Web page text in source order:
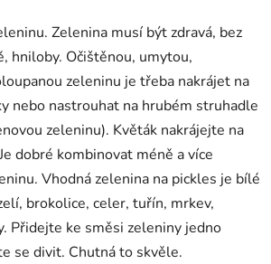
Zelenina musí být zdravá, bez
hniloby. Očištěnou, umytou,
zeleninu je třeba nakrájet na
nebo nastrouhat na hrubém struhadle
zeleninu). Květák nakrájejte na
dobré kombinovat méně a více
Vhodná zelenina na pickles je bílé
brokolice, celer, tuřín, mrkev,
Přidejte ke směsi zeleniny jedno
se divit. Chutná to skvěle.